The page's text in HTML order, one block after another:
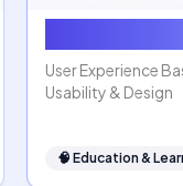
User Experience
Usability & Design
🧠 Education &